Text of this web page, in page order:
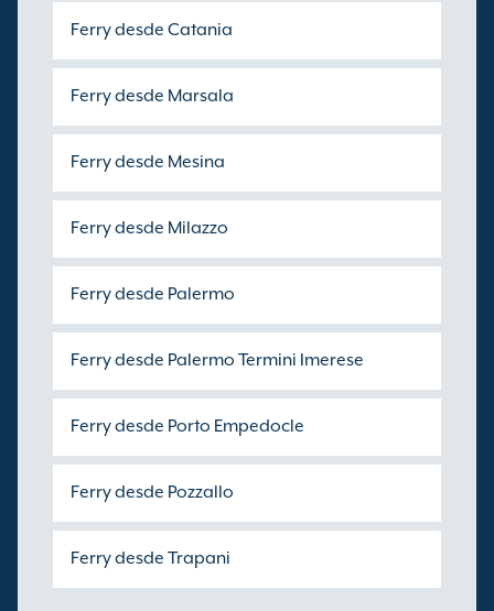
Ferry desde Catania
Ferry desde Marsala
Ferry desde Mesina
Ferry desde Milazzo
Ferry desde Palermo
Ferry desde Palermo Termini Imerese
Ferry desde Porto Empedocle
Ferry desde Pozzallo
Ferry desde Trapani